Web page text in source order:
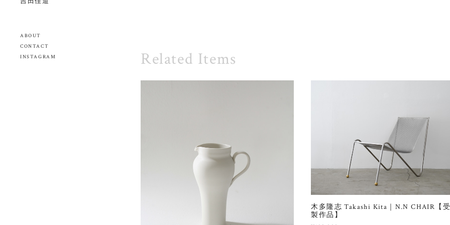
ABOUT
CONTACT
INSTAGRAM
Related Items
木多隆志 Takashi Kita｜N.N CHAIR【
製作品】